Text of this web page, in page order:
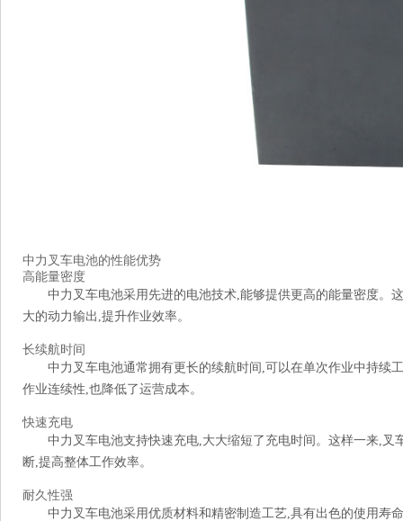
中力叉车电池的性能优势
高能量密度
中力叉车电池采用先进的电池技术,能够提供更高的能量密度。
大的动力输出,提升作业效率。
长续航时间
中力叉车电池通常拥有更长的续航时间,可以在单次作业中持续
作业连续性,也降低了运营成本。
快速充电
中力叉车电池支持快速充电,大大缩短了充电时间。这样一来,
断,提高整体工作效率。
耐久性强
中力叉车电池采用优质材料和精密制造工艺,具有出色的使用寿